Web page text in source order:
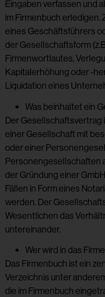
Eingaben verfassen und
im Firmenbuch erledigen.
eines Geschäftsführers
der Gesellschaftsform
Firmenwortlautes,
Kapitalerhöhung oder -
Liquidation eines
Was beinhaltet ein
Der Gesellschaftsvertrag
einer Gesellschaft mit
oder einer
Personengesellschaften
der Gründung einer
Fällen in Form eines
werden. Der
Wesentlichen das
untereinander.
Wer wird in das
Das Firmenbuch ist ein
Verzeichnis unter
die im Firmenbuch